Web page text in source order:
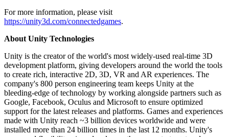
For more information, please visit
https://unity3d.com/connectedgames.
About Unity Technologies
Unity is the creator of the world's most widely-used real-time 3D
development platform, giving developers around the world the tools
to create rich, interactive 2D, 3D, VR and AR experiences. The
company's 800 person engineering team keeps Unity at the
bleeding-edge of technology by working alongside partners such as
Google, Facebook, Oculus and Microsoft to ensure optimized
support for the latest releases and platforms. Games and experiences
made with Unity reach ~3 billion devices worldwide and were
installed more than 24 billion times in the last 12 months. Unity's